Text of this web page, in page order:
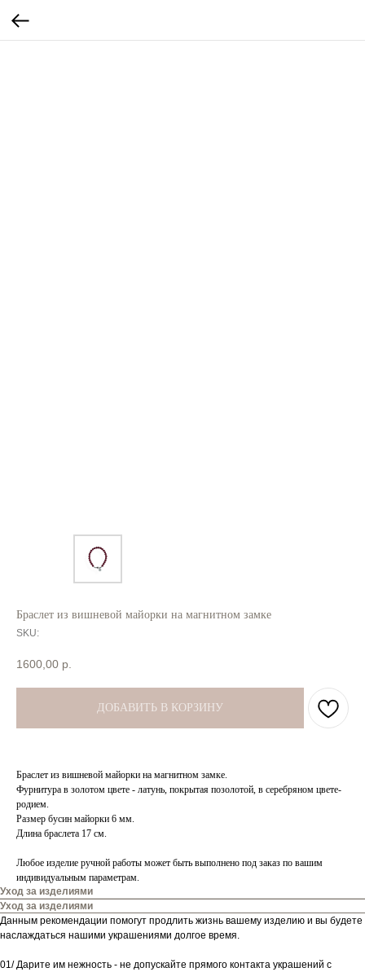
Браслет из вишневой майорки на магнитном замке
SKU:
1600,00 р.
ДОБАВИТЬ В КОРЗИНУ
Браслет из вишневой майорки на магнитном замке.
Фурнитура в золотом цвете - латунь, покрытая позолотой, в серебряном цвете-
родием.
Размер бусин майорки 6 мм.
Длина браслета 17 см.
Любое изделие ручной работы может быть выполнено под заказ по вашим
индивидуальным параметрам.
Уход за изделиями
Уход за изделиями
Данным рекомендации помогут продлить жизнь вашему изделию и вы будете
наслаждаться нашими украшениями долгое время.
01/ Дарите им нежность - не допускайте прямого контакта украшений с